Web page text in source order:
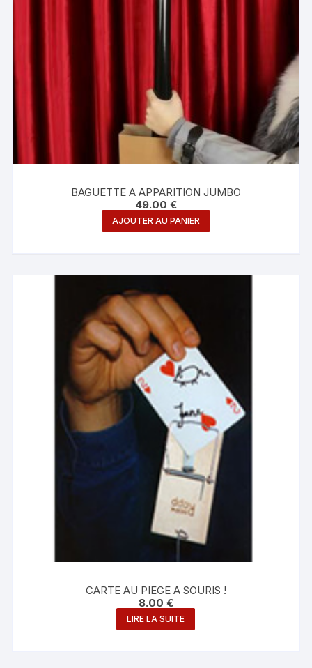
BAGUETTE A APPARITION JUMBO
49.00 €
AJOUTER AU PANIER
CARTE AU PIEGE A SOURIS !
8.00 €
LIRE LA SUITE